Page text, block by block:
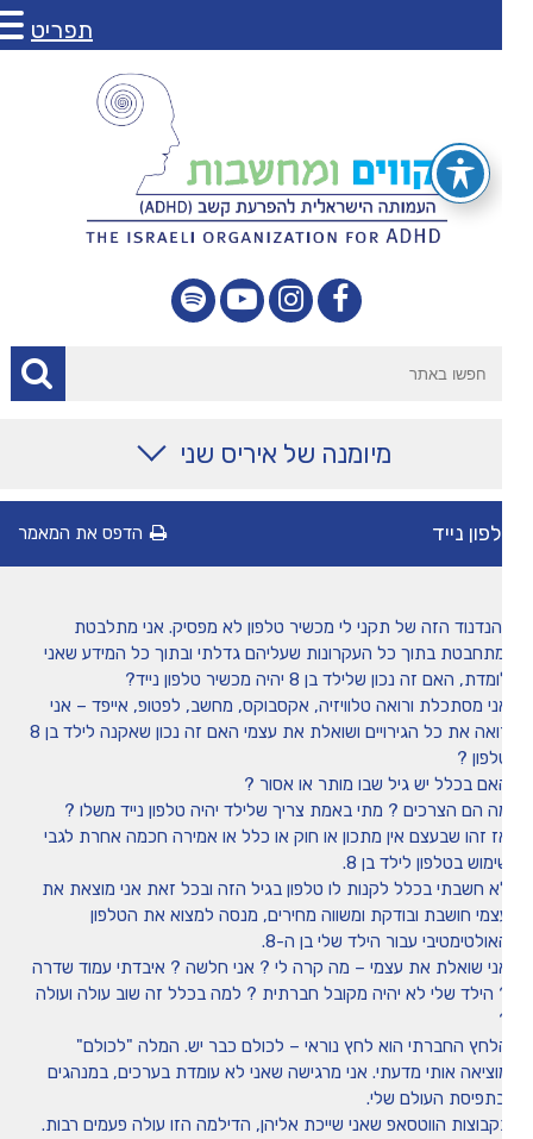
מיומנה של איריס שני
מאמרים
טיפים
משחקים ופעילויות
הכה את המומחה
נייד הדפס את המאמר
הזה של תקני לי מכשיר טלפון לא מפסיק. אני מתלבטת
בתוך כל העקרונות שעליהם גדלתי ובתוך כל המידע שאני
האם זה נכון שלילד בן 8 יהיה מכשיר טלפון נייד?
מסתכלת ורואה טלוויזיה, אקסבוקס, מחשב, לפטופ, אייפד – אני
רואה את כל הגירויים ושואלת את עצמי האם זה נכון שאקנה לילד בן 8
?
בכלל יש גיל שבו מותר או אסור ?
הם הצרכים ? מתי באמת צריך שלילד יהיה טלפון נייד משלו ?
זהו שבעצם אין מתכון או חוק או כלל או אמירה חכמה אחרת לגבי
בטלפון לילד בן 8.
חשבתי בכלל לקנות לו טלפון בגיל הזה ובכל זאת אני מוצאת את
חושבת ובודקת ומשווה מחירים, מנסה למצוא את הטלפון
עבור הילד שלי בן ה-8.
שואלת את עצמי – מה קרה לי ? אני חלשה ? איבדתי עמוד שדרה
הילד שלי לא יהיה מקובל חברתית ? למה בכלל זה שוב עולה ועולה
החברתי הוא לחץ נוראי – לכולם כבר יש. המלה "לכולם"
אותי מדעתי. אני מרגישה שאני לא עומדת בערכים, במנהגים
העולם שלי.
הווטסאפ שאני שייכת אליהן, הדילמה הזו עולה פעמים רבות.
תפריט